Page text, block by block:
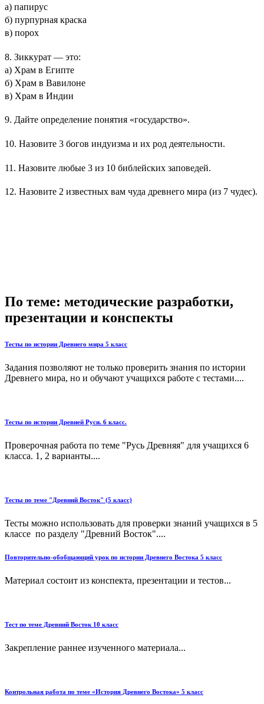
а) папирус
б) пурпурная краска
в) порох
8. Зиккурат — это:
а) Храм в Египте
б) Храм в Вавилоне
в) Храм в Индии
9. Дайте определение понятия «государство».
10. Назовите 3 богов индуизма и их род деятельности.
11. Назовите любые 3 из 10 библейских заповедей.
12. Назовите 2 известных вам чуда древнего мира (из 7 чудес).
По теме: методические разработки,
презентации и конспекты
Тесты по истории Древнего мира 5 класс
Задания позволяют не только проверить знания по истории
Древнего мира, но и обучают учащихся работе с тестами....
Тесты по истории Древней Руси. 6 класс.
Проверочная работа по теме "Русь Древняя" для учащихся 6
класса. 1, 2 варианты....
Тесты по теме "Древний Восток" (5 класс)
Тесты можно использовать для проверки знаний учащихся в 5
классе по разделу "Древний Восток"....
Повторительно-обобщающий урок по истории Древнего Востока 5 класс
Материал состоит из конспекта, презентации и тестов...
Тест по теме Древний Восток 10 класс
Закрепление раннее изученного материала...
Контрольная работа по теме «История Древнего Востока» 5 класс